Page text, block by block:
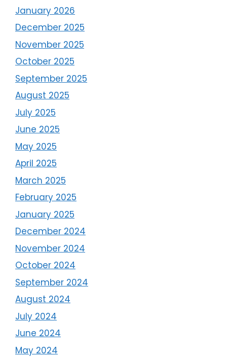
January 2026
December 2025
November 2025
October 2025
September 2025
August 2025
July 2025
June 2025
May 2025
April 2025
March 2025
February 2025
January 2025
December 2024
November 2024
October 2024
September 2024
August 2024
July 2024
June 2024
May 2024